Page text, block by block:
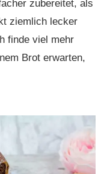
zubereitet, als
ziemlich lecker
finde viel mehr
Brot erwarten,